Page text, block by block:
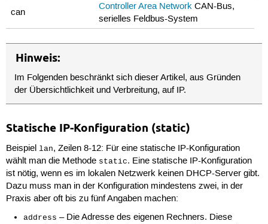
can
Controller Area Network CAN-Bus,
serielles Feldbus-System
Hinweis:
Im Folgenden beschränkt sich dieser Artikel, aus Gründen
der Übersichtlichkeit und Verbreitung, auf IP.
Statische IP-Konfiguration (static)
Beispiel lan, Zeilen 8-12: Für eine statische IP-Konfiguration
wählt man die Methode static. Eine statische IP-Konfiguration
ist nötig, wenn es im lokalen Netzwerk keinen DHCP-Server gibt.
Dazu muss man in der Konfiguration mindestens zwei, in der
Praxis aber oft bis zu fünf Angaben machen:
address – Die Adresse des eigenen Rechners. Diese